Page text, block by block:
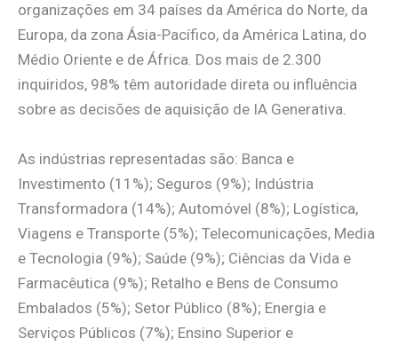
organizações em 34 países da América do Norte, da
Europa, da zona Ásia-Pacífico, da América Latina, do
Médio Oriente e de África. Dos mais de 2.300
inquiridos, 98% têm autoridade direta ou influência
sobre as decisões de aquisição de IA Generativa.
As indústrias representadas são: Banca e
Investimento (11%); Seguros (9%); Indústria
Transformadora (14%); Automóvel (8%); Logística,
Viagens e Transporte (5%); Telecomunicações, Media
e Tecnologia (9%); Saúde (9%); Ciências da Vida e
Farmacêutica (9%); Retalho e Bens de Consumo
Embalados (5%); Setor Público (8%); Energia e
Serviços Públicos (7%); Ensino Superior e